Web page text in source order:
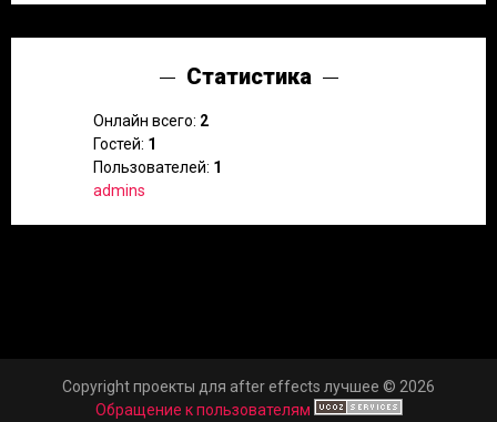
Статистика
Онлайн всего: 2
Гостей: 1
Пользователей: 1
admins
Copyright проекты для after effects лучшее © 2026
Обращение к пользователям